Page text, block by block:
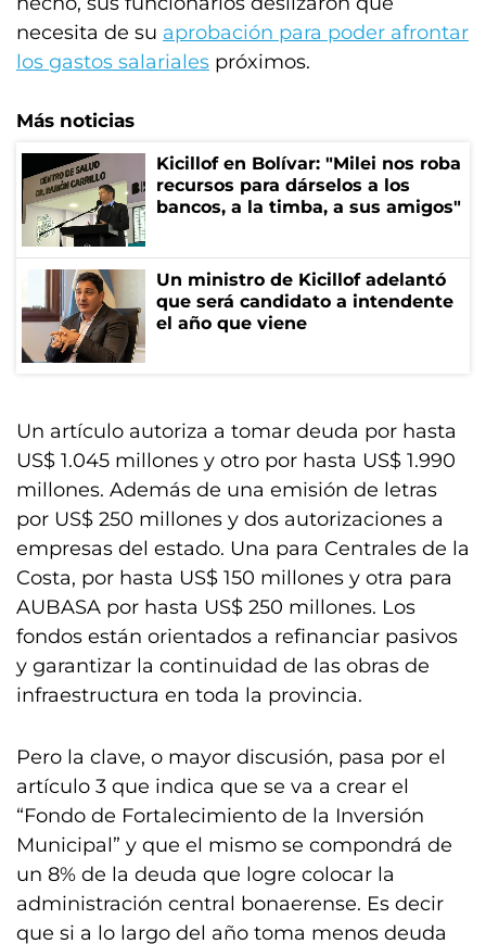
necesita de su aprobación para poder afrontar
los gastos salariales próximos.
Más noticias
Kicillof en Bolívar: "Milei nos roba
recursos para dárselos a los
bancos, a la timba, a sus amigos"
Un ministro de Kicillof adelantó
que será candidato a intendente
el año que viene
Un artículo autoriza a tomar deuda por hasta
US$ 1.045 millones y otro por hasta US$ 1.990
millones. Además de una emisión de letras
por US$ 250 millones y dos autorizaciones a
empresas del estado. Una para Centrales de la
Costa, por hasta US$ 150 millones y otra para
AUBASA por hasta US$ 250 millones. Los
fondos están orientados a refinanciar pasivos
y garantizar la continuidad de las obras de
infraestructura en toda la provincia.
Pero la clave, o mayor discusión, pasa por el
artículo 3 que indica que se va a crear el
“Fondo de Fortalecimiento de la Inversión
Municipal” y que el mismo se compondrá de
un 8% de la deuda que logre colocar la
administración central bonaerense. Es decir
que si a lo largo del año toma menos deuda